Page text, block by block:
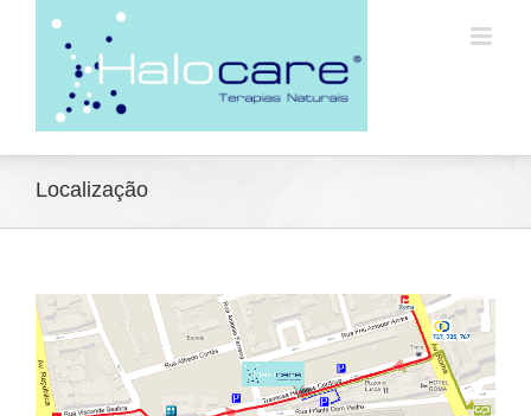
Localização